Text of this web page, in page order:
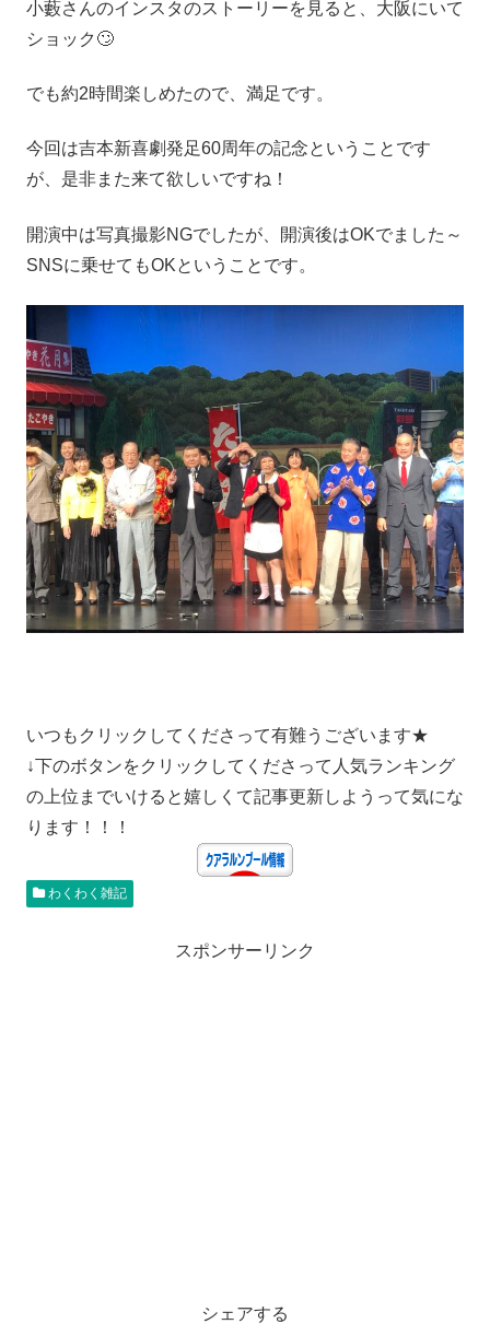
小藪さんのインスタのストーリーを見ると、大阪にいて
ショック🙄
でも約2時間楽しめたので、満足です。
今回は吉本新喜劇発足60周年の記念ということです
が、是非また来て欲しいですね！
開演中は写真撮影NGでしたが、開演後はOKでました～
SNSに乗せてもOKということです。
いつもクリックしてくださって有難うございます★
↓下のボタンをクリックしてくださって人気ランキング
の上位までいけると嬉しくて記事更新しようって気にな
ります！！！
わくわく雑記
スポンサーリンク
シェアする